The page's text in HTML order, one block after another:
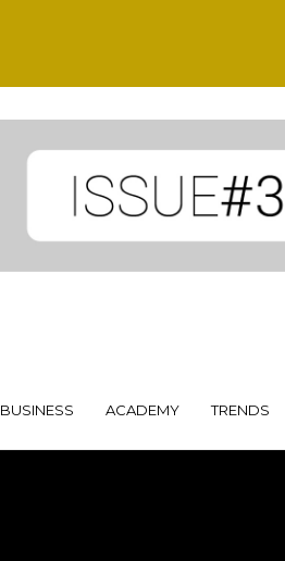
BUSINESS ACADEMY TRENDS